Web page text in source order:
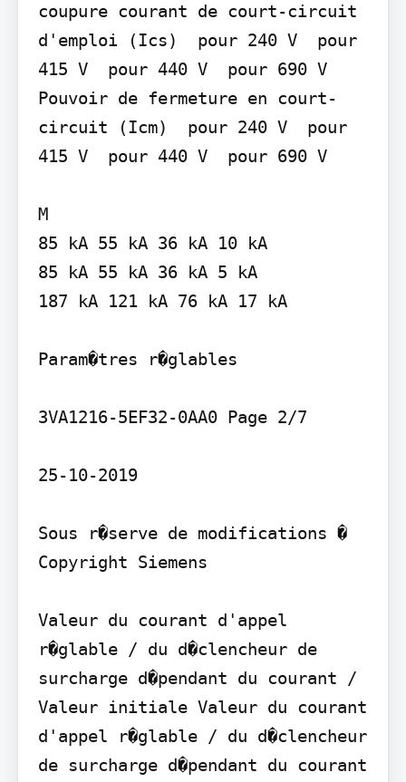
coupure courant de court-circuit
d'emploi (Ics)  pour 240 V  pour
415 V  pour 440 V  pour 690 V
Pouvoir de fermeture en court-
circuit (Icm)  pour 240 V  pour
415 V  pour 440 V  pour 690 V
M
85 kA 55 kA 36 kA 10 kA
85 kA 55 kA 36 kA 5 kA
187 kA 121 kA 76 kA 17 kA
Param�tres r�glables
3VA1216-5EF32-0AA0 Page 2/7
25-10-2019
Sous r�serve de modifications �
Copyright Siemens
Valeur du courant d'appel
r�glable / du d�clencheur de
surcharge d�pendant du courant /
Valeur initiale Valeur du courant
d'appel r�glable / du d�clencheur
de surcharge d�pendant du courant